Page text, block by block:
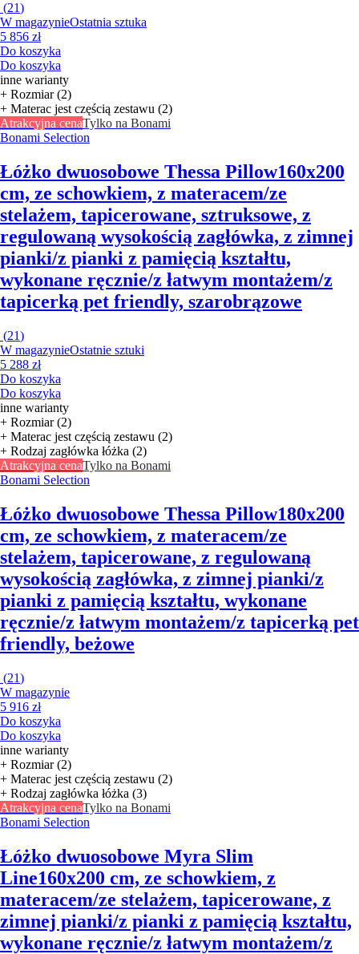
(21)
W magazynieOstatnia sztuka
5 856 zł
Do koszyka
Do koszyka
inne warianty
+ Rozmiar (2)
+ Materac jest częścią zestawu (2)
Atrakcyjna cenaTylko na Bonami
Bonami Selection
Łóżko dwuosobowe Thessa Pillow160x200
cm, ze schowkiem, z materacem/ze
stelażem, tapicerowane, sztruksowe, z
regulowaną wysokością zagłówka, z zimnej
pianki/z pianki z pamięcią kształtu,
wykonane ręcznie/z łatwym montażem/z
tapicerką pet friendly, szarobrązowe
(21)
W magazynieOstatnie sztuki
5 288 zł
Do koszyka
Do koszyka
inne warianty
+ Rozmiar (2)
+ Materac jest częścią zestawu (2)
+ Rodzaj zagłówka łóżka (2)
Atrakcyjna cenaTylko na Bonami
Bonami Selection
Łóżko dwuosobowe Thessa Pillow180x200
cm, ze schowkiem, z materacem/ze
stelażem, tapicerowane, z regulowaną
wysokością zagłówka, z zimnej pianki/z
pianki z pamięcią kształtu, wykonane
ręcznie/z łatwym montażem/z tapicerką pet
friendly, beżowe
(21)
W magazynie
5 916 zł
Do koszyka
Do koszyka
inne warianty
+ Rozmiar (2)
+ Materac jest częścią zestawu (2)
+ Rodzaj zagłówka łóżka (3)
Atrakcyjna cenaTylko na Bonami
Bonami Selection
Łóżko dwuosobowe Myra Slim
Line160x200 cm, ze schowkiem, z
materacem/ze stelażem, tapicerowane, z
zimnej pianki/z pianki z pamięcią kształtu,
wykonane ręcznie/z łatwym montażem/z